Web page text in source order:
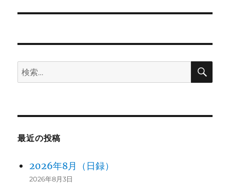
ー
ン
投
検
索:
検
最近の投稿
2026年8月（日録）
2026年8月3日